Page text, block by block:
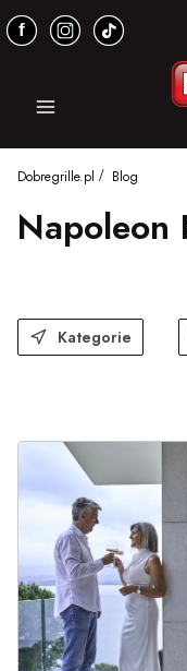
Menu
Dobregrille.pl Blog
Napoleon
Kategorie